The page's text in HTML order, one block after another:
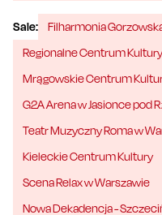
Sale: Filharmonia
Regionalne Centrum
Mrągowskie Centrum
G2A Arena w Jasionce pod
Teatr Muzyczny Roma w
Kieleckie Centrum Kultury
Scena Relax w Warszawie
Nowa Dekadencja -